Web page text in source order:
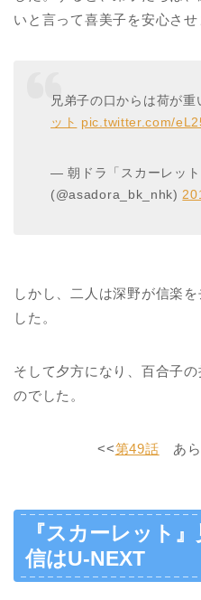
いと言って喜美子を安心させ
兄弟子の口からは荷が
ット pic.twitter.com/
— 朝ドラ「スカーレット
(@asadora_bk_nhk)
しかし、二人は深野が信楽
した。
そして夕方になり、百合子
のでした。
<<第49話 あ
『スカーレット
信はU-NEXT